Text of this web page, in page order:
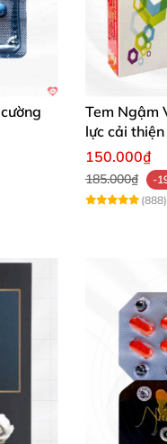
sống hôn nhân
ưu.
Tem Ngậm
lực cải
150.000₫
185.000₫
-
(888)